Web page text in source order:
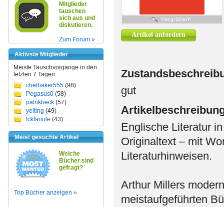
Mitglieder
tauschen
sich aus und
diskutieren.
Zum Forum »
Aktivste Mitglieder
Meiste Tauschvorgänge in den
letzten 7 Tagen:
chetbaker555 (98)
Pegasus0 (58)
patrikbeck (57)
yeiting (49)
fckfanole (43)
Meist gesuchte Artikel
Welche
Bücher sind
gefragt?
Top Bücher anzeigen »
Artikel anfordern
gut
Englische Literatur
Originaltext – mit
Literaturhinweisen.
Arthur Millers
meistaufgeführten